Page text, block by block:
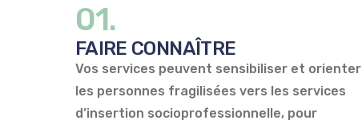
01.
FAIRE CONNAÎTRE
Vos services peuvent sensibiliser et orienter
les personnes fragilisées vers les services
d’insertion socioprofessionnelle, pour